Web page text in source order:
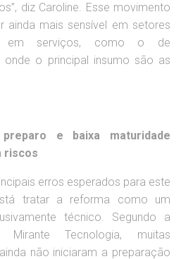
diz Caroline. Esse movimento
ainda mais sensível em setores
em serviços, como o de
onde o principal insumo são as
e baixa maturidade
riscos
erros esperados para este
tratar a reforma como um
técnico. Segundo a
Tecnologia, muitas
não iniciaram a preparação